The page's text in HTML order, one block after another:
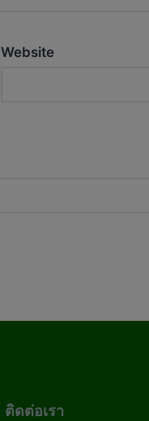
Website
ติดต่อเรา